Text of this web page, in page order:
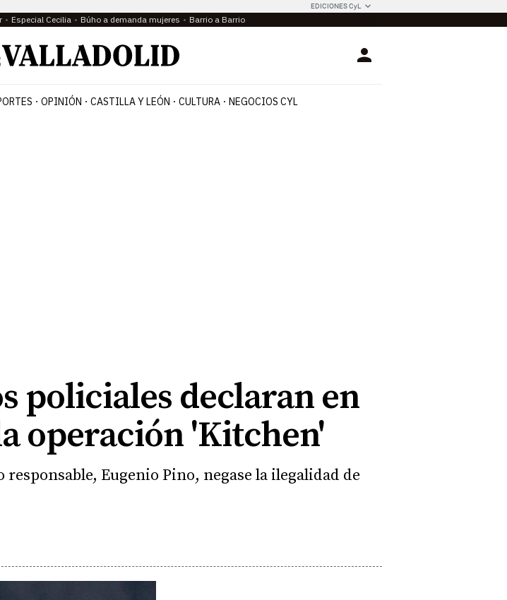
EDICIONES CyL
Especial Cecilia Búho a demanda mujeres Barrio a Barrio
Login
OPINIÓN CASTILLA Y LEÓN CULTURA NEGOCIOS CYL
policiales declaran en
operación 'Kitchen'
Eugenio Pino, negase la ilegalidad de